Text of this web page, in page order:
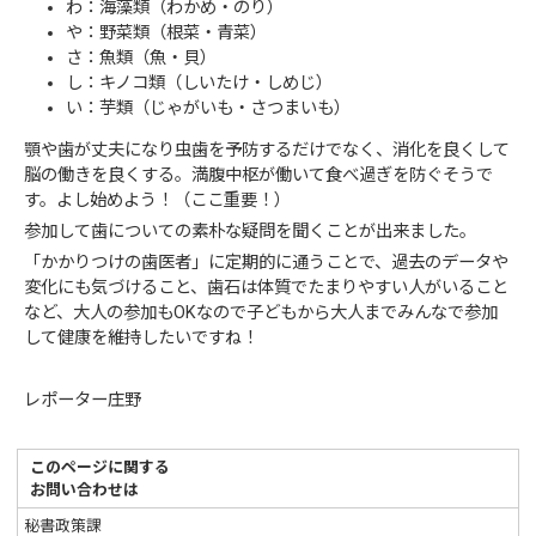
わ：海藻類（わかめ・のり）
や：野菜類（根菜・青菜）
さ：魚類（魚・貝）
し：キノコ類（しいたけ・しめじ）
い：芋類（じゃがいも・さつまいも）
顎や歯が丈夫になり虫歯を予防するだけでなく、消化を良くして
脳の働きを良くする。満腹中枢が働いて食べ過ぎを防ぐそうで
す。よし始めよう！（ここ重要！）
参加して歯についての素朴な疑問を聞くことが出来ました。
「かかりつけの歯医者」に定期的に通うことで、過去のデータや
変化にも気づけること、歯石は体質でたまりやすい人がいること
など、大人の参加もOKなので子どもから大人までみんなで参加
して健康を維持したいですね！
レポーター庄野
このページに関する
お問い合わせは
秘書政策課